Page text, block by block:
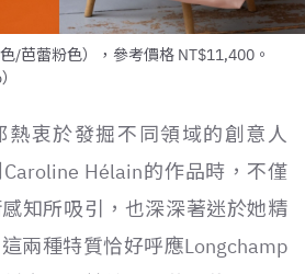
/芭蕾粉色），參考價格 NT$11,400。
熱衷於發掘不同領域的創意人
Hélain的作品時，不僅
知所吸引，也深深著迷於她精
兩種特質恰好呼應Longchamp